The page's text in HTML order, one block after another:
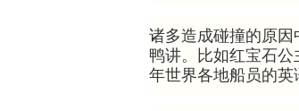
诸多造成碰撞的原
鸭讲。比如红宝石
年世界各地船员的英